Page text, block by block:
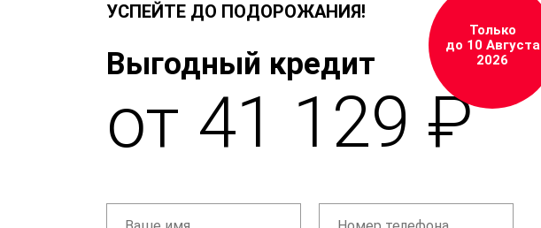
УСПЕЙТЕ ДО ПОДОРОЖАНИЯ!
Выгодный кредит
от 41 129 ₽
Только
до 10 Августа
2026